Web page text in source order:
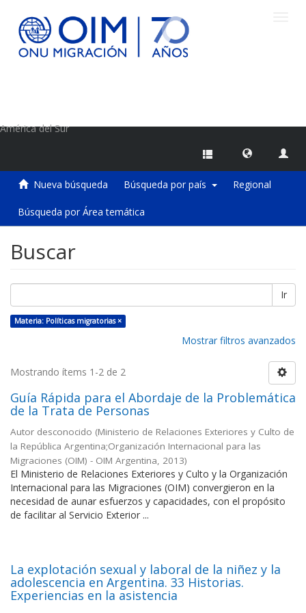
América del Sur
Nueva búsqueda Búsqueda por país Regional
Búsqueda por Área temática
Buscar
Ir
Materia: Políticas migratorias ×
Mostrar filtros avanzados
Mostrando ítems 1-2 de 2
Guía Rápida para el Abordaje de la Problemática
de la Trata de Personas
Autor desconocido (Ministerio de Relaciones Exteriores y Culto de
la República Argentina;Organización Internacional para las
Migraciones (OIM) - OIM Argentina, 2013)
El Ministerio de Relaciones Exteriores y Culto y la Organización
Internacional para las Migraciones (OIM) convergieron en la
necesidad de aunar esfuerzos y capacidades, con el propósito
de facilitar al Servicio Exterior ...
La explotación sexual y laboral de la niñez y la
adolescencia en Argentina. 33 Historias.
Experiencias en la asistencia